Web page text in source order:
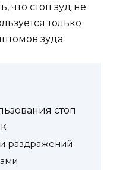
что стоп зуд не
только
зуда.
стоп
раздражений